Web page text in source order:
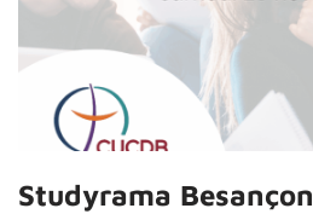
Studyrama Besançon